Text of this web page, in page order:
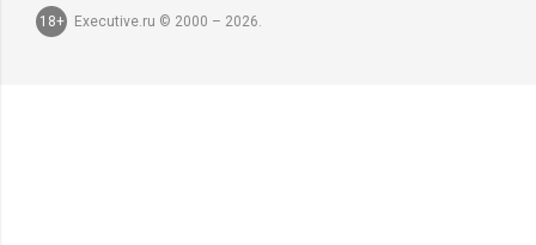
18+
Executive.ru © 2000 – 2026.